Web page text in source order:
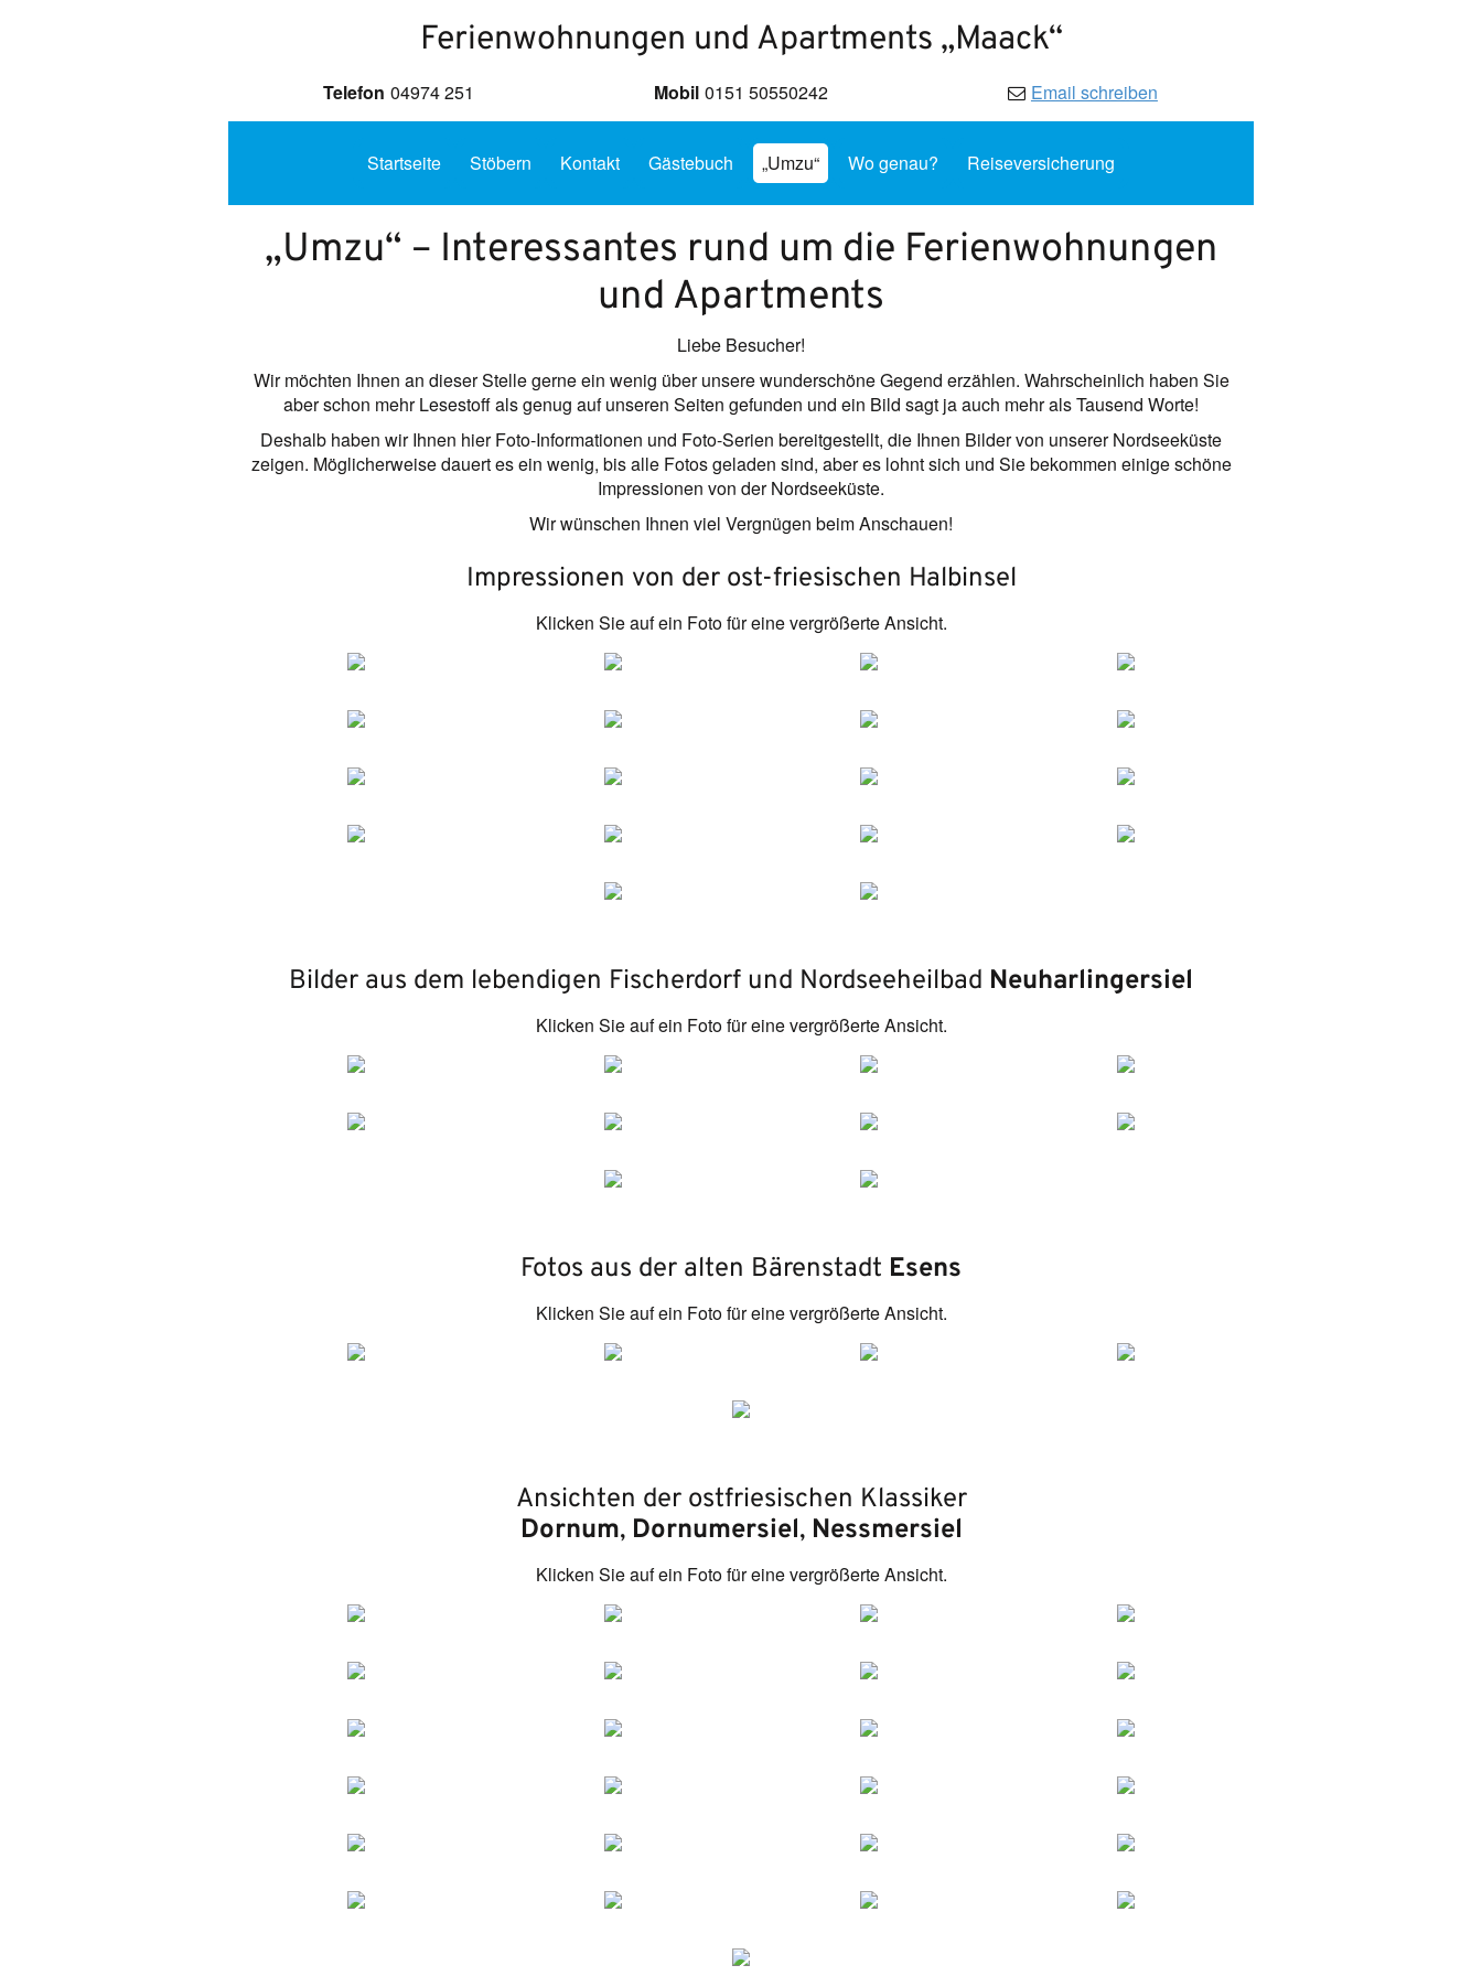
Ferienwohnungen und Apartments „Maack“
Telefon 04974 251 Mobil 0151 50550242 Email schreiben
Startseite Stöbern Kontakt Gästebuch „Umzu“ Wo genau? Reiseversicherung
„Umzu“ – Interessantes rund um die Ferienwohnungen
und Apartments
Liebe Besucher!
Wir möchten Ihnen an dieser Stelle gerne ein wenig über unsere wunderschöne Gegend erzählen. Wahrscheinlich haben Sie
aber schon mehr Lesestoff als genug auf unseren Seiten gefunden und ein Bild sagt ja auch mehr als Tausend Worte!
Deshalb haben wir Ihnen hier Foto-Informationen und Foto-Serien bereitgestellt, die Ihnen Bilder von unserer Nordseeküste
zeigen. Möglicherweise dauert es ein wenig, bis alle Fotos geladen sind, aber es lohnt sich und Sie bekommen einige schöne
Impressionen von der Nordseeküste.
Wir wünschen Ihnen viel Vergnügen beim Anschauen!
Impressionen von der ost-friesischen Halbinsel
Klicken Sie auf ein Foto für eine vergrößerte Ansicht.
Bilder aus dem lebendigen Fischerdorf und Nordseeheilbad Neuharlingersiel
Klicken Sie auf ein Foto für eine vergrößerte Ansicht.
Fotos aus der alten Bärenstadt Esens
Klicken Sie auf ein Foto für eine vergrößerte Ansicht.
Ansichten der ostfriesischen Klassiker
Dornum, Dornumersiel, Nessmersiel
Klicken Sie auf ein Foto für eine vergrößerte Ansicht.